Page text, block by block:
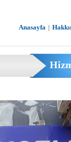
Anasayfa |